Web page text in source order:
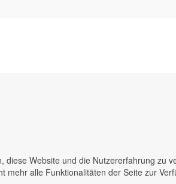
Website und die Nutzererfahrung zu
mehr alle Funktionalitäten der Seite zur